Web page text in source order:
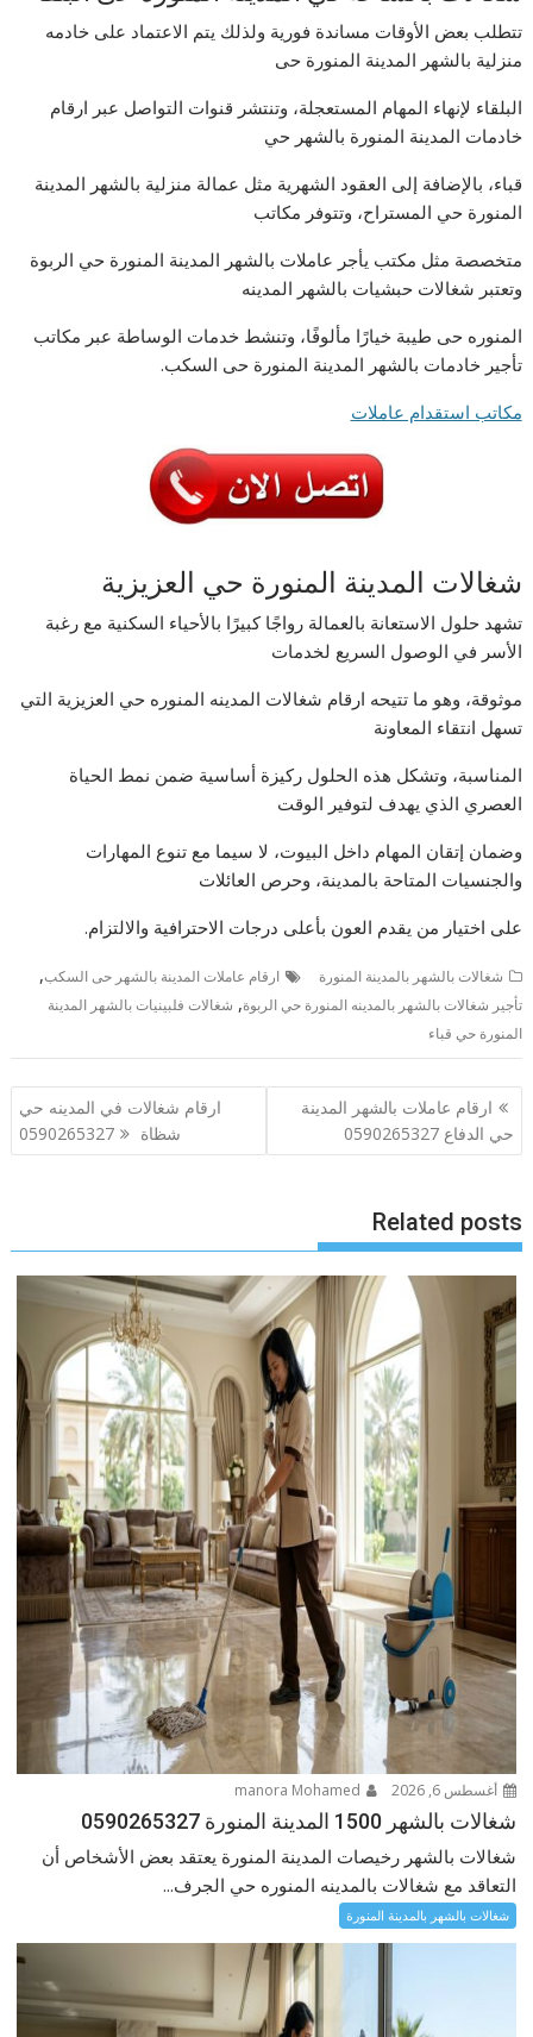
تتطلب بعض الأوقات مساندة فورية ولذلك يتم الاعتماد على خادمه
منزلية بالشهر المدينة المنورة حى
البلقاء لإنهاء المهام المستعجلة، وتنتشر قنوات التواصل عبر ارقام
خادمات المدينة المنورة بالشهر حي
قباء، بالإضافة إلى العقود الشهرية مثل عمالة منزلية بالشهر المدينة
المنورة حي المستراح، وتتوفر مكاتب
متخصصة مثل مكتب يأجر عاملات بالشهر المدينة المنورة حي الربوة
وتعتبر شغالات حبشيات بالشهر المدينه
المنوره حى طيبة خيارًا مألوفًا، وتنشط خدمات الوساطة عبر مكاتب
تأجير خادمات بالشهر المدينة المنورة حى السكب.
مكاتب استقدام عاملات
شغالات المدينة المنورة حي العزيزية
تشهد حلول الاستعانة بالعمالة رواجًا كبيرًا بالأحياء السكنية مع رغبة
الأسر في الوصول السريع لخدمات
موثوقة، وهو ما تتيحه ارقام شغالات المدينه المنوره حي العزيزية التي
تسهل انتقاء المعاونة
المناسبة، وتشكل هذه الحلول ركيزة أساسية ضمن نمط الحياة
العصري الذي يهدف لتوفير الوقت
وضمان إتقان المهام داخل البيوت، لا سيما مع تنوع المهارات
والجنسيات المتاحة بالمدينة، وحرص العائلات
على اختيار من يقدم العون بأعلى درجات الاحترافية والالتزام.
شغالات بالشهر بالمدينة المنورة ارقام عاملات المدينة بالشهر حى السكب,
تأجير شغالات بالشهر بالمدينه المنورة حي الربوة, شغالات فلبينيات بالشهر المدينة
المنورة حي قباء
تصفّح
المقالات
ارقام عاملات بالشهر المدينة
حي الدفاع 0590265327
ارقام شغالات في المدينه حي
شظاة 0590265327
Related posts
أغسطس 6, 2026
شغالات بالشهر 1500 المدينة المنورة 0590265327
شغالات بالشهر رخيصات المدينة المنورة يعتقد بعض الأشخاص أن
التعاقد مع شغالات بالمدينه المنوره حي الجرف...
شغالات بالشهر بالمدينة المنورة